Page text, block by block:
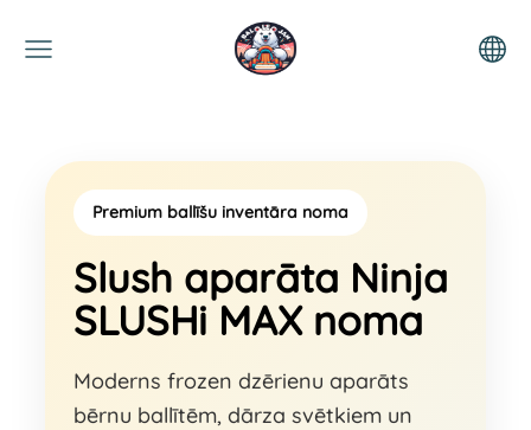
Premium ballīšu inventāra noma
Slush aparāta Ninja
SLUSHi MAX noma
Moderns frozen dzērienu aparāts
bērnu ballītēm, dārza svētkiem un